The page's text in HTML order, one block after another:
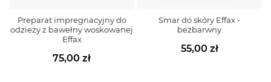
Preparat impregnacyjny do
odzieży z bawełny woskowanej
Effax
75,00 zł
Smar do skóry Effax -
bezbarwny
55,00 zł